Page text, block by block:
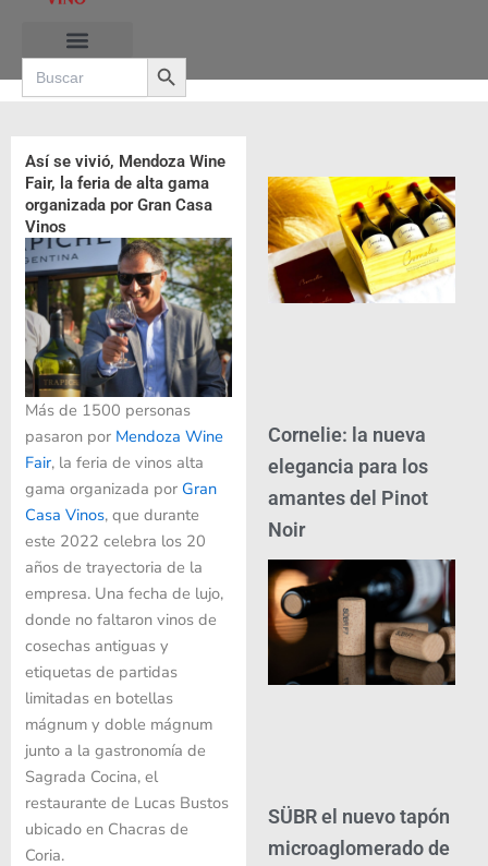
contenido
Search
for:
Search Button
Así se vivió, Mendoza Wine
Fair, la feria de alta gama
organizada por Gran Casa
Vinos
Más de 1500 personas
pasaron por Mendoza Wine
Fair, la feria de vinos alta
gama organizada por Gran
Casa Vinos, que durante
este 2022 celebra los 20
años de trayectoria de la
empresa. Una fecha de lujo,
donde no faltaron vinos de
cosechas antiguas y
etiquetas de partidas
limitadas en botellas
mágnum y doble mágnum
junto a la gastronomía de
Sagrada Cocina, el
restaurante de Lucas Bustos
ubicado en Chacras de
Coria.
Cornelie: la nueva
elegancia para los
amantes del Pinot
Noir
SÜBR el nuevo tapón
microaglomerado de